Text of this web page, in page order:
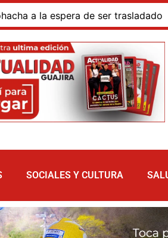
espera de ser trasladado
SOCIALES Y CULTURA